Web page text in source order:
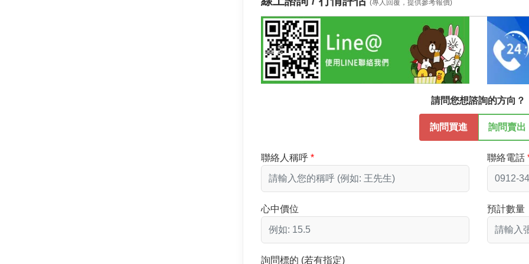
(專人回覆，提供參考報價)
請問您想諮詢的方向？
詢問買進 詢問賣出
聯絡人稱呼 聯絡電話
心中價位 預計數量
詢問標的 (若有指定)